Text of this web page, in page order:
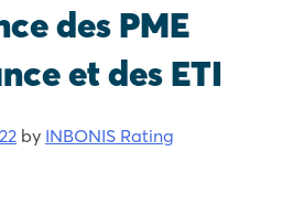
des PME
et des ETI
by INBONIS Rating